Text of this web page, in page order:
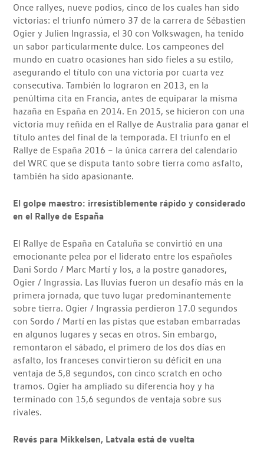
Once rallyes, nueve podios, cinco de los cuales han sido
victorias: el triunfo número 37 de la carrera de Sébastien
Ogier y Julien Ingrassia, el 30 con Volkswagen, ha tenido
un sabor particularmente dulce. Los campeones del
mundo en cuatro ocasiones han sido fieles a su estilo,
asegurando el título con una victoria por cuarta vez
consecutiva. También lo lograron en 2013, en la
penúltima cita en Francia, antes de equiparar la misma
hazaña en España en 2014. En 2015, se hicieron con una
victoria muy reñida en el Rallye de Australia para ganar el
título antes del final de la temporada. El triunfo en el
Rallye de España 2016 – la única carrera del calendario
del WRC que se disputa tanto sobre tierra como asfalto,
también ha sido apasionante.
El golpe maestro: irresistiblemente rápido y considerado
en el Rallye de España
El Rallye de España en Cataluña se convirtió en una
emocionante pelea por el liderato entre los españoles
Dani Sordo / Marc Martí y los, a la postre ganadores,
Ogier / Ingrassia. Las lluvias fueron un desafío más en la
primera jornada, que tuvo lugar predominantemente
sobre tierra. Ogier / Ingrassia perdieron 17.0 segundos
con Sordo / Martí en las pistas que estaban embarradas
en algunos lugares y secas en otros. Sin embargo,
remontaron el sábado, el primero de los dos días en
asfalto, los franceses convirtieron su déficit en una
ventaja de 5,8 segundos, con cinco scratch en ocho
tramos. Ogier ha ampliado su diferencia hoy y ha
terminado con 15,6 segundos de ventaja sobre sus
rivales.
Revés para Mikkelsen, Latvala está de vuelta